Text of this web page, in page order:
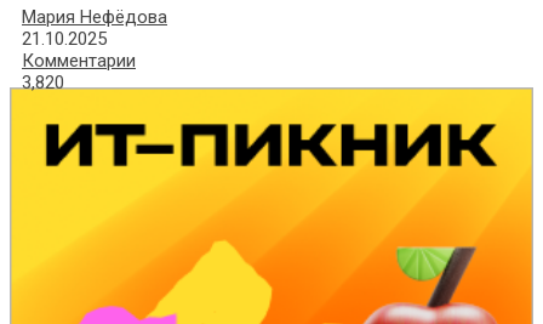
Мария Нефёдова
21.10.2025
Комментарии
3,820